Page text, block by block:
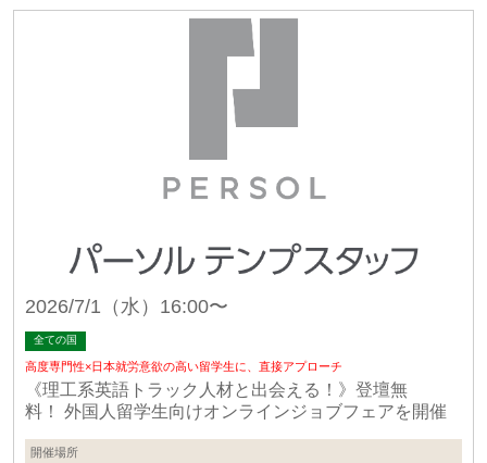
2026/7/1（水）16:00〜
全ての国
高度専門性×日本就労意欲の高い留学生に、直接アプローチ
《理工系英語トラック人材と出会える！》登壇無
料！ 外国人留学生向けオンラインジョブフェアを開催
開催場所